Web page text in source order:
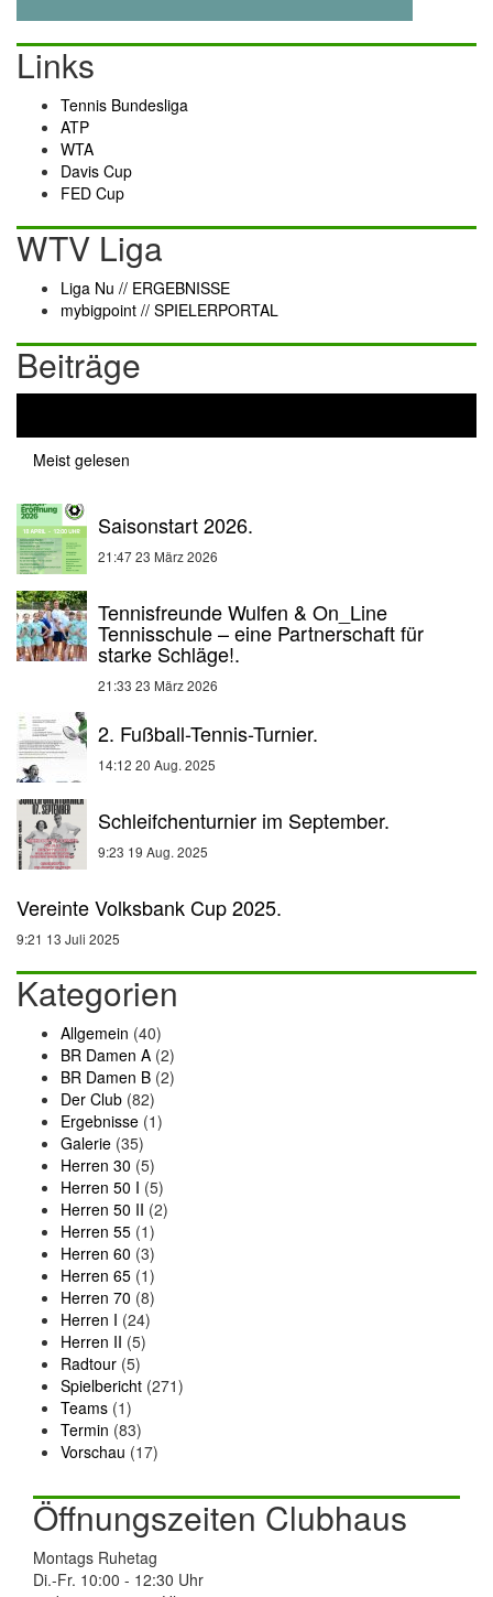
Links
Tennis Bundesliga
ATP
WTA
Davis Cup
FED Cup
WTV Liga
Liga Nu // ERGEBNISSE
mybigpoint // SPIELERPORTAL
Beiträge
Meist gelesen
Saisonstart 2026.
21:4723 März 2026
Tennisfreunde Wulfen & On_Line
Tennisschule – eine Partnerschaft für
starke Schläge!.
21:33 23 März 2026
2. Fußball-Tennis-Turnier.
14:12 20 Aug. 2025
Schleifchenturnier im September.
9:23 19 Aug. 2025
Vereinte Volksbank Cup 2025.
9:21 13 Juli 2025
Kategorien
Allgemein (40)
BR Damen A (2)
BR Damen B (2)
Der Club (82)
Ergebnisse (1)
Galerie (35)
Herren 30 (5)
Herren 50 I (5)
Herren 50 II (2)
Herren 55 (1)
Herren 60 (3)
Herren 65 (1)
Herren 70 (8)
Herren I (24)
Herren II (5)
Radtour (5)
Spielbericht (271)
Teams (1)
Termin (83)
Vorschau (17)
Öffnungszeiten Clubhaus
Montags Ruhetag
Di.-Fr. 10:00 - 12:30 Uhr